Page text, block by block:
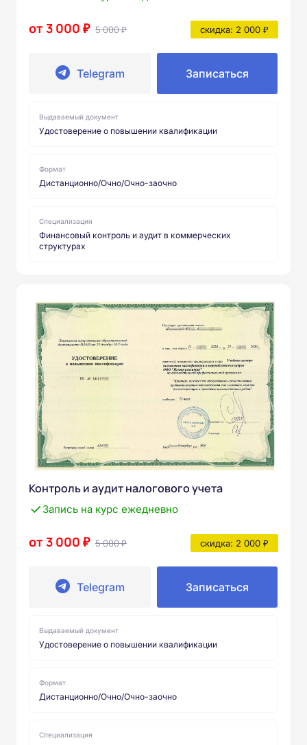
от 3 000 ₽ 5 000 ₽ скидка: 2 000 ₽
Telegram Записаться
Выдаваемый документ
Удостоверение о повышении квалификации
Формат
Дистанционно/Очно/Очно-заочно
Специализация
Финансовый контроль и аудит в коммерческих
структурах
Контроль и аудит налогового учета
Запись на курс ежедневно
от 3 000 ₽ 5 000 ₽ скидка: 2 000 ₽
Telegram Записаться
Выдаваемый документ
Удостоверение о повышении квалификации
Формат
Дистанционно/Очно/Очно-заочно
Специализация